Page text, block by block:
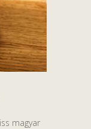
magyar